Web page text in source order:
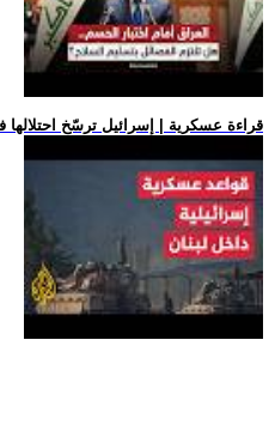
.. قراءة عسكرية | إسرائيل ترسّخ